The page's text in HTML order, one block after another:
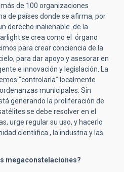
de 100 organizaciones
de países donde se afirma, por
derecho inalienable de la
se crea como el órgano
para crear conciencia de la
para dar apoyo y asesorar en
e innovación y legislación. La
“controlarla” localmente
municipales. Sin
generando la proliferación de
se debe resolver en el
urge regular su uso, y hacerlo
cientíifica , la industria y las
megaconstelaciones?